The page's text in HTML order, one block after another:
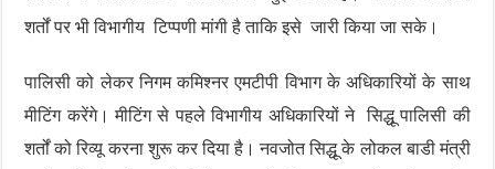
शर्तों पर भी विभागीय टिप्पणी मांगी है ताकि इसे जारी किया जा सके।
पालिसी को लेकर निगम कमिश्नर एमटीपी विभाग के अधिकारियों के साथ
मीटिंग करेंगे। मीटिंग से पहले विभागीय अधिकारियों ने सिद्धू पालिसी की
शर्तों को रिव्यू करना शुरू कर दिया है। नवजोत सिद्धू के लोकल बाडी मंत्री